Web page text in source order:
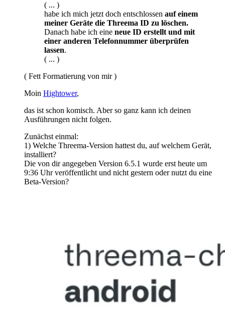
( ... )
habe ich mich jetzt doch entschlossen auf einem
meiner Geräte die Threema ID zu löschen.
Danach habe ich eine neue ID erstellt und mit
einer anderen Telefonnummer überprüfen
lassen.
( ... )
( Fett Formatierung von mir )
Moin Hightower,
das ist schon komisch. Aber so ganz kann ich deinen
Ausführungen nicht folgen.
Zunächst einmal:
1) Welche Threema-Version hattest du, auf welchem Gerät,
installiert?
Die von dir angegeben Version 6.5.1 wurde erst heute um
9:36 Uhr veröffentlicht und nicht gestern oder nutzt du eine
Beta-Version?